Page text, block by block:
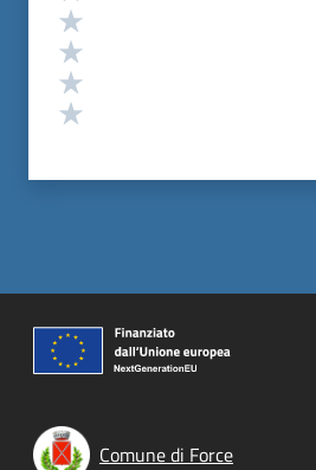
Comune di Force